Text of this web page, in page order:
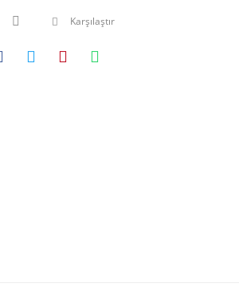
Karşılaştır